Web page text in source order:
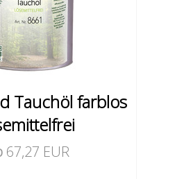
Tauchöl farblos
67,27 EUR